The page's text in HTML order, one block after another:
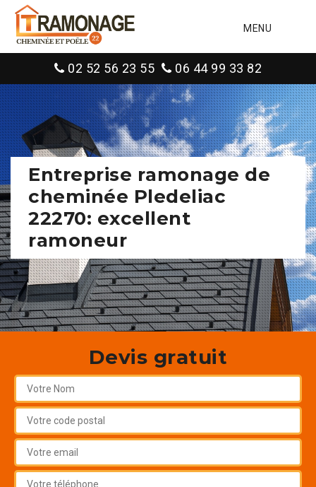
MENU
02 52 56 23 55 06 44 99 33 82
Entreprise ramonage de
cheminée Pledeliac
22270: excellent
ramoneur
Devis gratuit